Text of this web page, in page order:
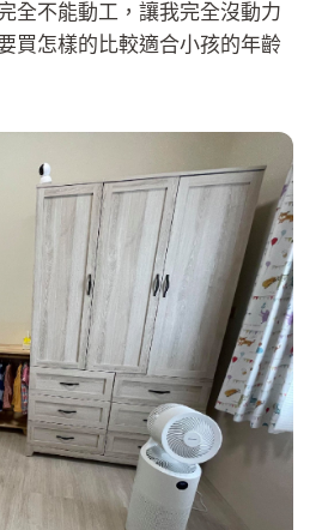
全不能動工，讓我完全沒動力
買怎樣的比較適合小孩的年齡